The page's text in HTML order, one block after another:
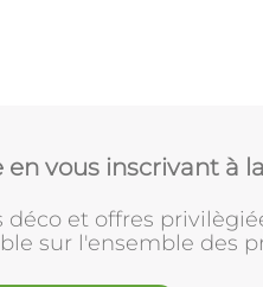
vous inscrivant à
déco et offres
sur l'ensemble des